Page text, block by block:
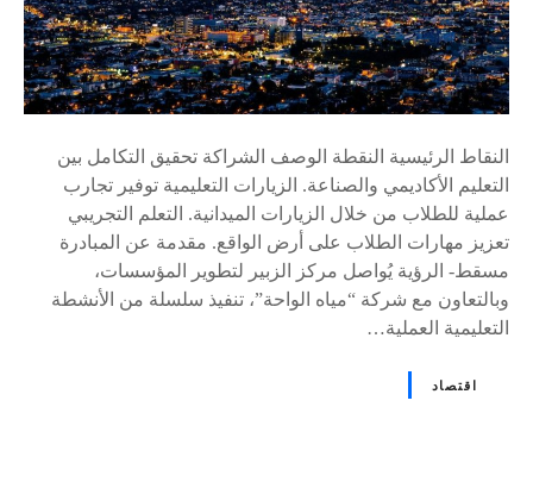
النقاط الرئيسية النقطة الوصف الشراكة تحقيق التكامل بين
التعليم الأكاديمي والصناعة. الزيارات التعليمية توفير تجارب
عملية للطلاب من خلال الزيارات الميدانية. التعلم التجريبي
تعزيز مهارات الطلاب على أرض الواقع. مقدمة عن المبادرة
مسقط- الرؤية يُواصل مركز الزبير لتطوير المؤسسات،
وبالتعاون مع شركة “مياه الواحة”، تنفيذ سلسلة من الأنشطة
التعليمية العملية…
اقتصاد